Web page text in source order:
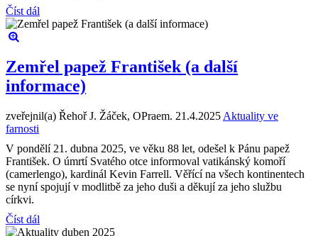
Číst dál
Zemřel papež František (a další
informace)
zveřejnil(a) Řehoř J. Žáček, OPraem. 21.4.2025 Aktuality ve
farnosti
V pondělí 21. dubna 2025, ve věku 88 let, odešel k Pánu papež
František. O úmrtí Svatého otce informoval vatikánský komoří
(camerlengo), kardinál Kevin Farrell. Věřící na všech kontinentech
se nyní spojují v modlitbě za jeho duši a děkují za jeho službu
církvi.
Číst dál